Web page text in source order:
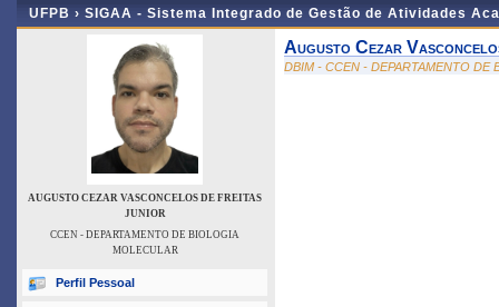
UFPB › SIGAA - Sistema Integrado de Gestão de Atividades
AUGUSTO CEZAR VASCONCELOS DE FREITAS
JUNIOR
CCEN - DEPARTAMENTO DE BIOLOGIA
MOLECULAR
Perfil Pessoal
Augusto Cezar
DBIM - CCEN - DEPARTAMENTO DE